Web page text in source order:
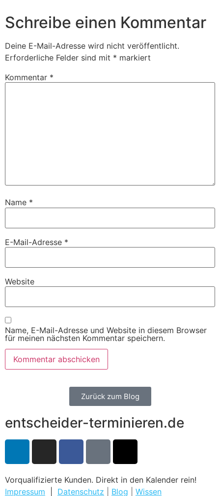
Schreibe einen Kommentar
Deine E-Mail-Adresse wird nicht veröffentlicht.
Erforderliche Felder sind mit * markiert
Kommentar *
Name *
E-Mail-Adresse *
Website
Name, E-Mail-Adresse und Website in diesem Browser
für meinen nächsten Kommentar speichern.
Zurück zum Blog
entscheider-terminieren.de
Vorqualifizierte Kunden. Direkt in den Kalender rein!
Impressum
Datenschutz Blog Wissen